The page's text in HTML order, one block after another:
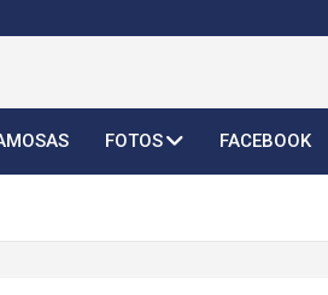
2026
FOTOS FACEBOOK